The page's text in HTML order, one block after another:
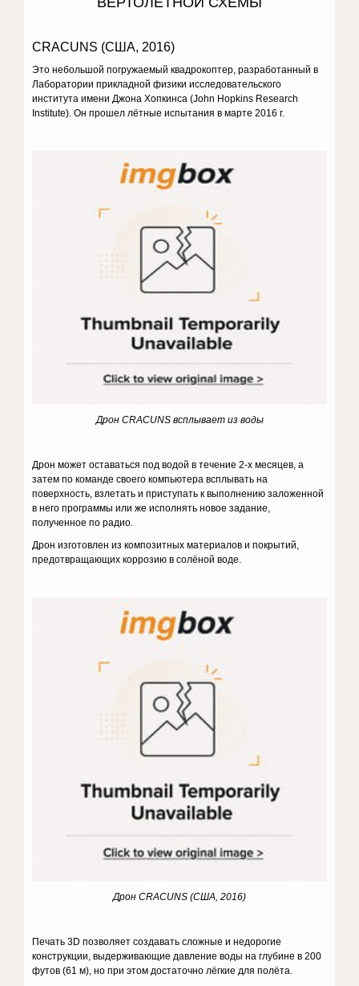
CRACUNS (США, 2016)
Это небольшой погружаемый квадрокоптер, разработанный в
Лаборатории прикладной физики исследовательского
института имени Джона Хопкинса (John Hopkins Research
Institute). Он прошел лётные испытания в марте 2016 г.
Дрон CRACUNS всплывает из воды
Дрон может оставаться под водой в течение 2-х месяцев, а
затем по команде своего компьютера всплывать на
поверхность, взлетать и приступать к выполнению заложенной
в него программы или же исполнять новое задание,
полученное по радио.
Дрон изготовлен из композитных материалов и покрытий,
предотвращающих коррозию в солёной воде.
Дрон CRACUNS (CША, 2016)
Печать 3D позволяет создавать сложные и недорогие
конструкции, выдерживающие давление воды на глубине в 200
футов (61 м), но при этом достаточно лёгкие для полёта.